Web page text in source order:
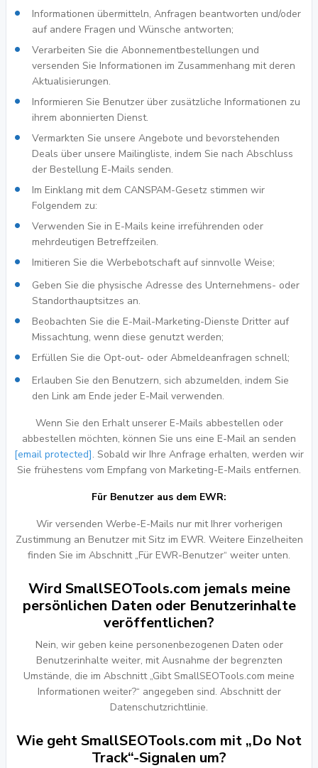
Informationen übermitteln, Anfragen beantworten und/oder
auf andere Fragen und Wünsche antworten;
Verarbeiten Sie die Abonnementbestellungen und
versenden Sie Informationen im Zusammenhang mit deren
Aktualisierungen.
Informieren Sie Benutzer über zusätzliche Informationen zu
ihrem abonnierten Dienst.
Vermarkten Sie unsere Angebote und bevorstehenden
Deals über unsere Mailingliste, indem Sie nach Abschluss
der Bestellung E-Mails senden.
Im Einklang mit dem CANSPAM-Gesetz stimmen wir
Folgendem zu:
Verwenden Sie in E-Mails keine irreführenden oder
mehrdeutigen Betreffzeilen.
Imitieren Sie die Werbebotschaft auf sinnvolle Weise;
Geben Sie die physische Adresse des Unternehmens- oder
Standorthauptsitzes an.
Beobachten Sie die E-Mail-Marketing-Dienste Dritter auf
Missachtung, wenn diese genutzt werden;
Erfüllen Sie die Opt-out- oder Abmeldeanfragen schnell;
Erlauben Sie den Benutzern, sich abzumelden, indem Sie
den Link am Ende jeder E-Mail verwenden.
Wenn Sie den Erhalt unserer E-Mails abbestellen oder
abbestellen möchten, können Sie uns eine E-Mail an senden
[email protected]. Sobald wir Ihre Anfrage erhalten, werden wir
Sie frühestens vom Empfang von Marketing-E-Mails entfernen.
Für Benutzer aus dem EWR:
Wir versenden Werbe-E-Mails nur mit Ihrer vorherigen
Zustimmung an Benutzer mit Sitz im EWR. Weitere Einzelheiten
finden Sie im Abschnitt „Für EWR-Benutzer“ weiter unten.
Wird SmallSEOTools.com jemals meine
persönlichen Daten oder Benutzerinhalte
veröffentlichen?
Nein, wir geben keine personenbezogenen Daten oder
Benutzerinhalte weiter, mit Ausnahme der begrenzten
Umstände, die im Abschnitt „Gibt SmallSEOTools.com meine
Informationen weiter?“ angegeben sind. Abschnitt der
Datenschutzrichtlinie.
Wie geht SmallSEOTools.com mit „Do Not
Track“-Signalen um?